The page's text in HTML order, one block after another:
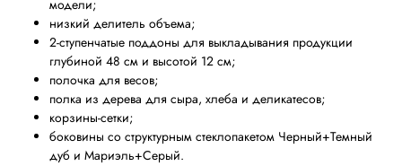
модели;
низкий делитель объема;
2-ступенчатые поддоны для выкладывания продукции
глубиной 48 см и высотой 12 см;
полочка для весов;
полка из дерева для сыра, хлеба и деликатесов;
корзины-сетки;
боковины со структурным стеклопакетом Черный+Темный
дуб и Мариэль+Серый.